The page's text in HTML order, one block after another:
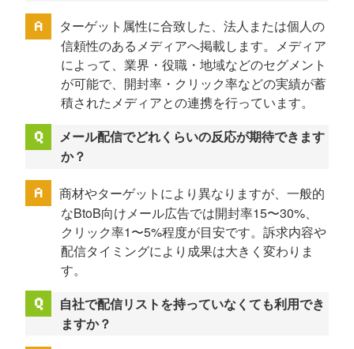
ターゲット属性に合致した、法人または個人の
信頼性のあるメディアへ掲載します。メディア
によって、業界・役職・地域などのセグメント
が可能で、開封率・クリック率などの実績が蓄
積されたメディアとの連携を行っています。
メール配信でどれくらいの反応が期待できます
か？
商材やターゲットにより異なりますが、一般的
なBtoB向けメール広告では開封率15〜30%、
クリック率1〜5%程度が目安です。訴求内容や
配信タイミングにより成果は大きく変わりま
す。
自社で配信リストを持っていなくても利用でき
ますか？